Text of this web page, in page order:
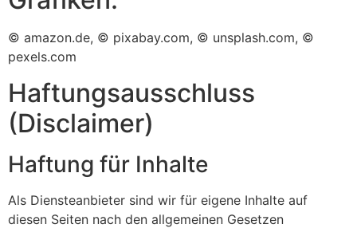
© amazon.de, © pixabay.com, © unsplash.com, ©
pexels.com
Haftungsausschluss
(Disclaimer)
Haftung für Inhalte
Als Diensteanbieter sind wir für eigene Inhalte auf
diesen Seiten nach den allgemeinen Gesetzen